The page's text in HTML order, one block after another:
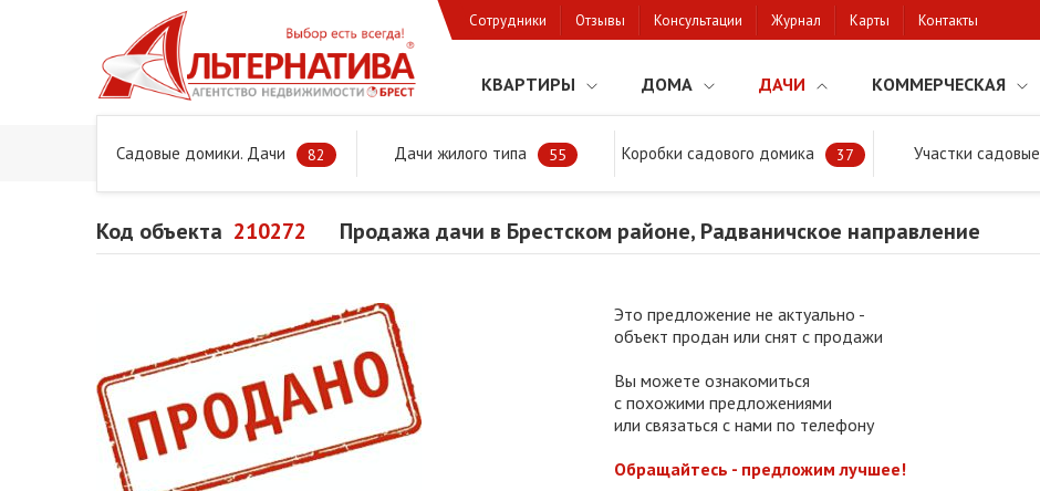
Сотрудники Отзывы Консультации Журнал Карты Контакты
КВАРТИРЫ ДОМА ДАЧИ КОММЕРЧЕСКАЯ
Садовые домики. Дачи 82 Дачи жилого типа 55 Коробки садового домика 37 Участки садовые
Главная Предложения Дачи, садовые домики и участки Продажа дачи в Брестском районе, Радваничское направление
Код объекта 210272 Продажа дачи в Брестском районе, Радваничское направление
Это предложение не актуально -
объект продан или снят с продажи
Вы можете ознакомиться
с похожими предложениями
или связаться с нами по телефону
Обращайтесь - предложим лучшее!